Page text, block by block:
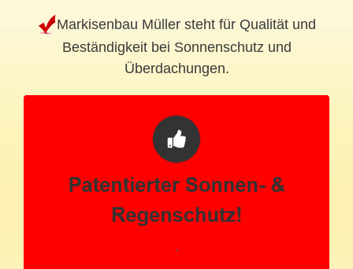
Markisenbau Müller steht für Qualität und
Beständigkeit bei Sonnenschutz und
Überdachungen.